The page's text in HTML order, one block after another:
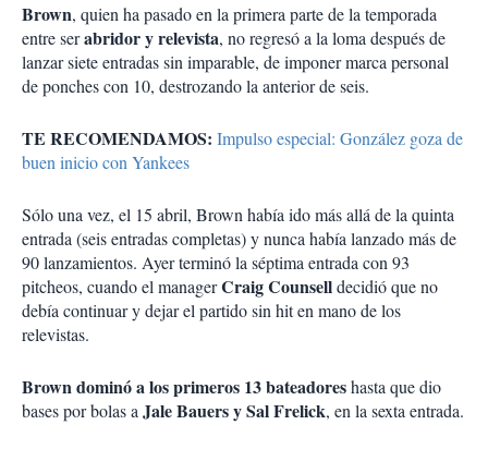
Brown, quien ha pasado en la primera parte de la temporada
entre serabridor y relevista, no regresó a la loma después de
lanzar siete entradas sin imparable, de imponer marca personal
de ponches con 10, destrozando la anterior de seis.
TE RECOMENDAMOS: Impulso especial: González goza de
buen inicio con Yankees
Sólo una vez, el 15 abril, Brown había ido más allá de la quinta
entrada (seis entradas completas) y nunca había lanzado más de
90 lanzamientos. Ayer terminó la séptima entrada con 93
pitcheos, cuando el managerCraig Counselldecidió que no
debía continuar y dejar el partido sin hit en mano de los
relevistas.
Brown dominó a los primeros 13 bateadoreshasta que dio
bases por bolas aJale Bauers y Sal Frelick, en la sexta entrada.